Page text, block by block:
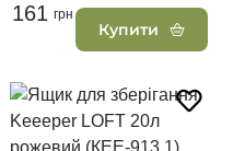
161 грн
Купити